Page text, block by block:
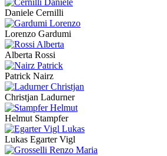
Daniele Cernilli
Lorenzo Gardumi
Alberta Rossi
Patrick Nairz
Christjan Ladurner
Helmut Stampfer
Lukas Egarter Vigl